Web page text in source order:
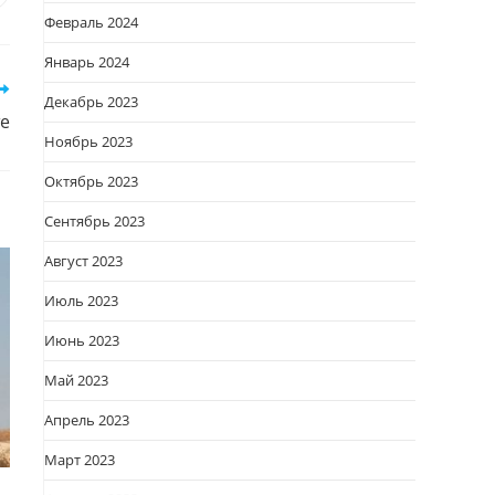
Февраль 2024
Январь 2024
Декабрь 2023
Ноябрь 2023
Октябрь 2023
Сентябрь 2023
Август 2023
Июль 2023
Июнь 2023
Май 2023
Апрель 2023
Март 2023